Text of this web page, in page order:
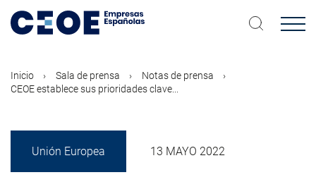
contenido
Inicio Sala de prensa
Notas de prensa
CEOE establece sus prioridades clave...
Unión Europea 13 MAYO 2022